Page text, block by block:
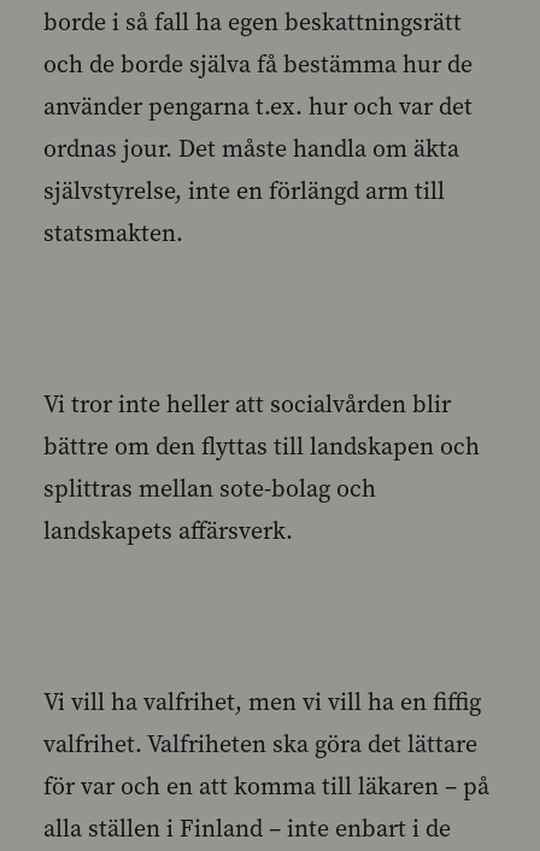
borde i så fall ha egen beskattningsrätt
och de borde själva få bestämma hur de
använder pengarna t.ex. hur och var det
ordnas jour. Det måste handla om äkta
självstyrelse, inte en förlängd arm till
statsmakten.
Vi tror inte heller att socialvården blir
bättre om den flyttas till landskapen och
splittras mellan sote-bolag och
landskapets affärsverk.
Vi vill ha valfrihet, men vi vill ha en fiffig
valfrihet. Valfriheten ska göra det lättare
för var och en att komma till läkaren – på
alla ställen i Finland – inte enbart i de